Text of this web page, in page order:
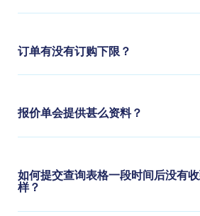
订单有没有订购下限？
报价单会提供甚么资料？
如何提交查询表格一段时间后没有
样？